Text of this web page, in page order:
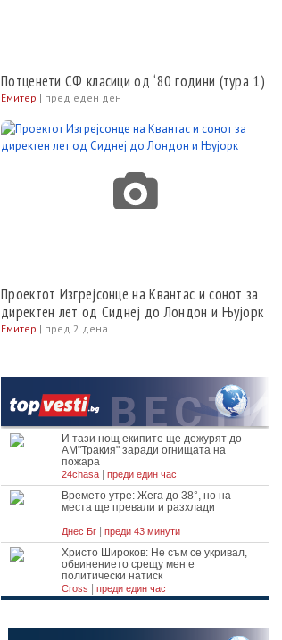
Потценети СФ класици од ‘80 години (тура 1)
Емитер | пред еден ден
Проектот Изгрејсонце на Квантас и сонот за
директен лет од Сиднеј до Лондон и Њуjорк
Емитер | пред 2 дена